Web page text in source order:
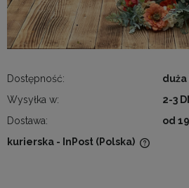
Dostępność:
Wysyłka w:
2-3
Dostawa:
od
kurierska - InPost (Polska)